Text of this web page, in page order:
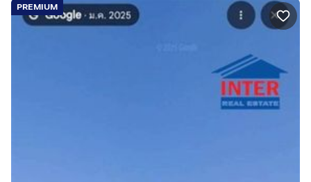
PREMIUM